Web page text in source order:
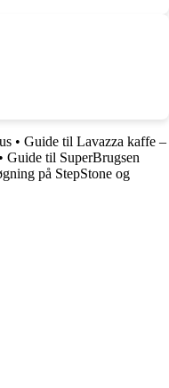
• Guide til Lavazza kaffe –
• Guide til SuperBrugsen
på StepStone og